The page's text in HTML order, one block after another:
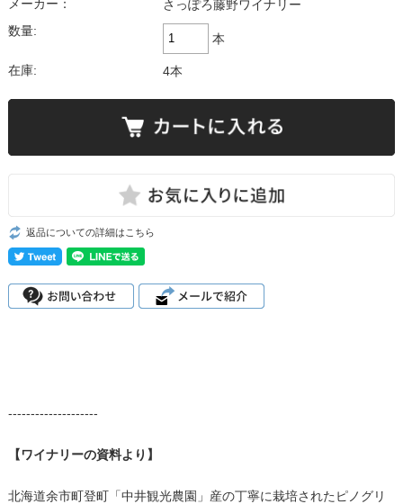
メーカー：
さっぽろ藤野ワイナリー
数量:
本
在庫: 4本
返品についての詳細はこちら
--------------------
【ワイナリーの資料より】
北海道余市町登町「中井観光農園」産の丁寧に栽培されたピノグリ